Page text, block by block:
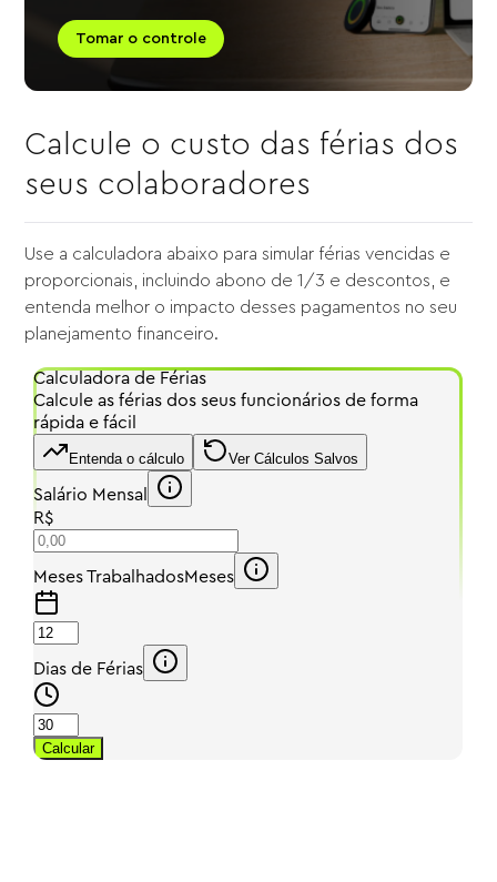
Tomar o controle
Calcule o custo das férias dos
seus colaboradores
Use a calculadora abaixo para simular férias vencidas e
proporcionais, incluindo abono de 1/3 e descontos, e
entenda melhor o impacto desses pagamentos no seu
planejamento financeiro.